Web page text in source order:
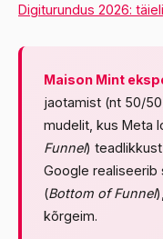
Digiturundus 2026:
Maison Mint
jaotamist (nt 50/
mudelit, kus Meta
Funnel)
Google realiseerib
(Bottom of Funnel
kõrgeim.